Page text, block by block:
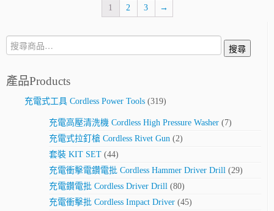
1 2 3 →
搜
尋:
搜尋
產品Products
充電式工具 Cordless Power Tools (319)
充電高壓清洗機 Cordless High Pressure Washer (7)
充電式拉釘槍 Cordless Rivet Gun (2)
套裝 KIT SET (44)
充電衝擊電鑽電批 Cordless Hammer Driver Drill (29)
充電鑽電批 Cordless Driver Drill (80)
充電衝擊批 Cordless Impact Driver (45)